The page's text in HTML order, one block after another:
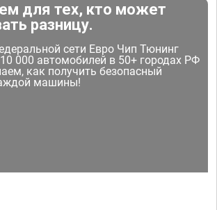
для тех, кто может
разницу.
сети Евро Чип Тюнинг
000 автомобилей в 50+ городах РФ
как получить безопасный
машины!